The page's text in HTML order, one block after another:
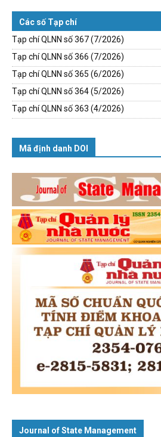
Các số Tạp chí
Tạp chí QLNN số 367 (7/2026)
Tạp chí QLNN số 366 (7/2026)
Tạp chí QLNN số 365 (6/2026)
Tạp chí QLNN số 364 (5/2026)
Tạp chí QLNN số 363 (4/2026)
Mã định danh DOI
Journal of State Management